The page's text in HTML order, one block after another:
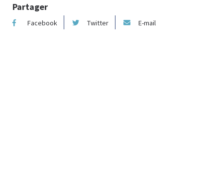
Partager
Facebook Twitter E-mail